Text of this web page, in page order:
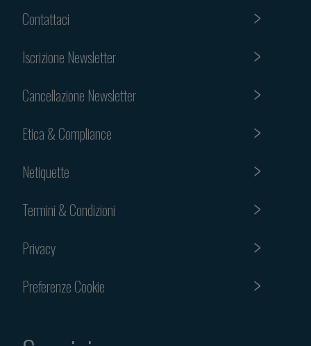
Contattaci
Iscrizione Newsletter
Cancellazione Newsletter
Etica & Compliance
Netiquette
Termini & Condizioni
Privacy
Preferenze Cookie